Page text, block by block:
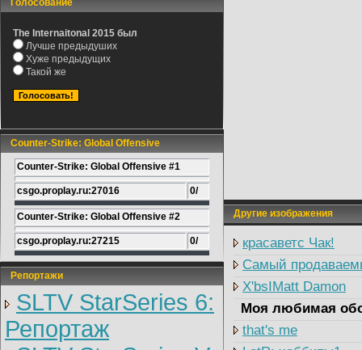
Голосование
The Internaitonal 2015 был
Лучше предыдуших
Хуже предыдущих
Такой же
Counter-Strike: Global Offensive
Counter-Strike: Global Offensive #1
csgo.proplay.ru:27016 0/
Counter-Strike: Global Offensive #2
csgo.proplay.ru:27215 0/
Репортажи
SLTV StarSeries 6:
Репортаж
Другие изображения
красаветс Чак!
Самый
X'bsIMatt Damon
Моя любимая
that's me